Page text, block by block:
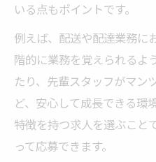
いる点もポイントです。
例えば、配送や配達業務に
階的に業務を覚えられるよ
たり、先輩スタッフがマン
ど、安心して成長できる環
特徴を持つ求人を選ぶこと
って応募できます。